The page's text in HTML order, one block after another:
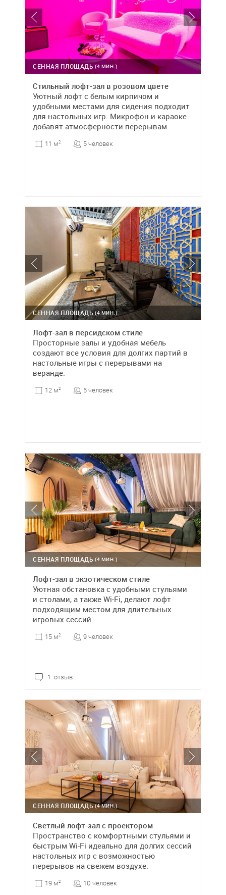
(4 МИН.)
СЕННАЯ ПЛОЩАДЬ
Стильный лофт-зал в розовом цвете
Уютный лофт с белым кирпичом и
удобными местами для сидения подходит
для настольных игр. Микрофон и караоке
добавят атмосферности перерывам.
11 м2 5 человек
(4 МИН.)
СЕННАЯ ПЛОЩАДЬ
Лофт-зал в персидском стиле
Просторные залы и удобная мебель
создают все условия для долгих партий в
настольные игры с перерывами на
веранде.
12 м2 5 человек
(4 МИН.)
СЕННАЯ ПЛОЩАДЬ
Лофт-зал в экзотическом стиле
Уютная обстановка с удобными стульями
и столами, а также Wi-Fi, делают лофт
подходящим местом для длительных
игровых сессий.
15 м2 9 человек
1 отзыв
(4 МИН.)
СЕННАЯ ПЛОЩАДЬ
Светлый лофт-зал с проектором
Пространство с комфортными стульями и
быстрым Wi-Fi идеально для долгих сессий
настольных игр с возможностью
перерывов на свежем воздухе.
19 м2 10 человек